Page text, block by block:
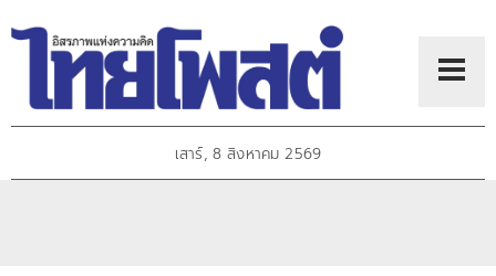
เสาร์, 8 สิงหาคม 2569